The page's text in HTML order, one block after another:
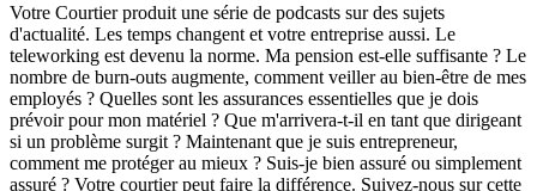
Votre Courtier produit une série de podcasts sur des sujets
d'actualité. Les temps changent et votre entreprise aussi. Le
teleworking est devenu la norme. Ma pension est-elle suffisante ? Le
nombre de burn-outs augmente, comment veiller au bien-être de mes
employés ? Quelles sont les assurances essentielles que je dois
prévoir pour mon matériel ? Que m'arrivera-t-il en tant que dirigeant
si un problème surgit ? Maintenant que je suis entrepreneur,
comment me protéger au mieux ? Suis-je bien assuré ou simplement
assuré ? Votre courtier peut faire la différence. Suivez-nous sur cette